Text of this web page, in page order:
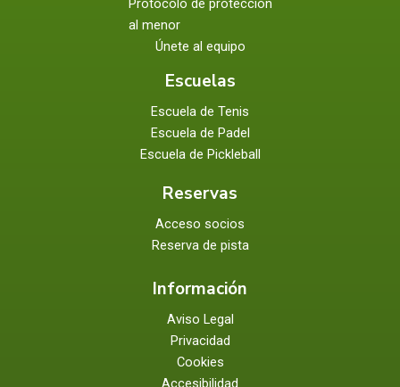
Protocolo de protección
al menor
Únete al equipo
Escuelas
Escuela de Tenis
Escuela de Padel
Escuela de Pickleball
Reservas
Acceso socios
Reserva de pista
Información
Aviso Legal
Privacidad
Cookies